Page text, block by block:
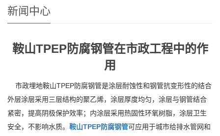
新闻中心
鞍山TPEP防腐钢管在市政工程中的作
用
市政埋地鞍山TPEP防腐钢管是涂层耐蚀性和钢管抗变形性的结合
外层涂层采用三层结构的聚乙烯，涂层厚度均匀，涂层与钢管结合
紧密，提高阴极保护效率；内涂层采用热固性环氧树脂，涂层卫生
安全，不影响水质。 鞍山TPEP防腐钢管可应用于城市给排水管网和